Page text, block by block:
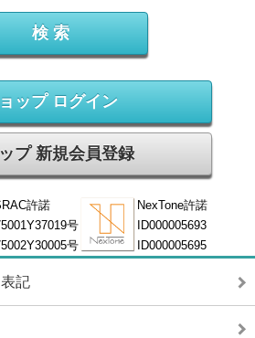
ップ ログイン
プ 新規会員登録
許諾
号
号
NexTone許諾
ID000005693
ID000005695
記